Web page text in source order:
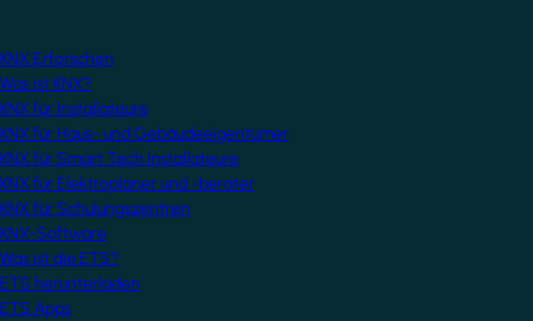
KNX Erforschen
Was ist KNX?
KNX für Installateure
KNX für Haus- und Gebäudeeigentümer
KNX für Smart Tech Installateure
KNX für Elektroplaner und -berater
KNX für Schulungszentren
KNX-Software
Was ist die ETS?
ETS herunterladen
ETS Apps